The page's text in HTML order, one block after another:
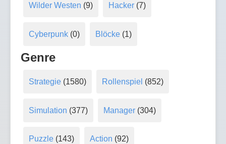
Wilder Westen (9) Hacker (7)
Cyberpunk(0) Blöcke (1)
Genre
Strategie(1580) Rollenspiel (852)
Simulation (377) Manager (304)
Puzzle(143) Action (92)